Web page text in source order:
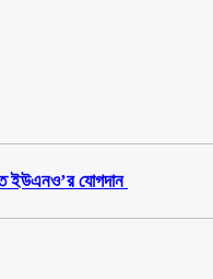
ইউএনও’র যোগদান